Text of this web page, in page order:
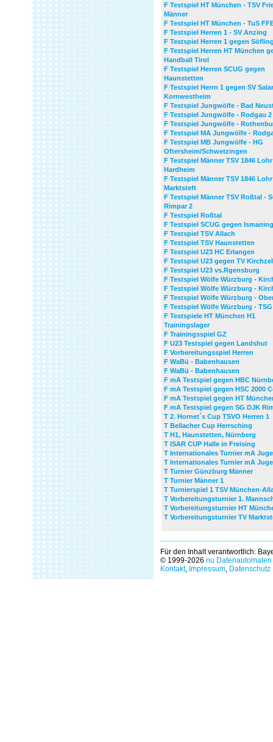
F Testspiel HT München - TSV
Männer
F Testspiel HT München - TuS
F Testspiel Herren 1 - SV Anzing
F Testspiel Herren 1 gegen
F Testspiel Herren HT München
Handball Tirol
F Testspiel Herren SCUG gegen
Haunstetten
F Testspiel Herrn 1 gegen SV
Kornwestheim
F Testspiel Jungwölfe - Bad
F Testspiel Jungwölfe - Rodgau 2
F Testspiel Jungwölfe -
F Testspiel MA Jungwölfe -
F Testspiel MB Jungwölfe - HG
Oftersheim/Schwetzingen
F Testspiel Männer TSV 1846
Hardheim
F Testspiel Männer TSV 1846
Marktsteft
F Testspiel Männer TSV Roßtal -
Rimpar 2
F Testspiel Roßtal
F Testspiel SCUG gegen Ismaning
F Testspiel TSV Allach
F Testspiel TSV Haunstetten
F Testspiel U23 HC Erlangen
F Testspiel U23 gegen TV
F Testspiel U23 vs.Rgensburg
F Testspiel Wölfe Würzburg -
F Testspiel Wölfe Würzburg -
F Testspiel Wölfe Würzburg -
F Testspiel Wölfe Würzburg -
F Testspiele HT München H1
Trainingslager
F Trainingsspiel GZ
F U23 Testspiel gegen Landshut
F Vorbereitungsspiel Herren
F WaBü - Babenhausen
F WaBü - Babenhausen
F mA Testspiel gegen HBC
F mA Testspiel gegen HSC 2000
F mA Testspiel gegen HT
F mA Testspiel gegen SG DJK
T 2. Hornet´s Cup TSVO Herren 1
T Beilacher Cup Herrsching
T H1, Haunstetten, Nürnberg
T ISAR CUP Halle in Freising
T Internationales Turnier mA
T Internationales Turnier mA
T Turnier Günzburg Männer
T Turnier Männer 1
T Turnierspiel 1 TSV München-
T Vorbereitungsturnier 1.
T Vorbereitungsturnier HT
T Vorbereitungsturnier TV
Für den Inhalt verantwortlich:
© 1999-2026 nu
Kontakt, Impressum, Datenschutz